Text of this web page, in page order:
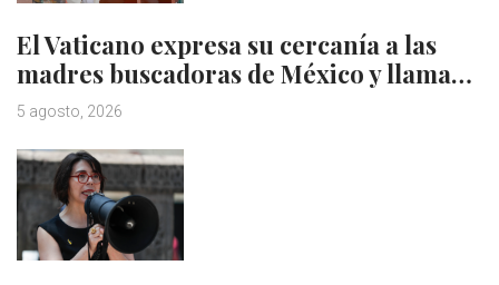
El Vaticano expresa su cercanía a las
madres buscadoras de México y llama…
5 agosto, 2026